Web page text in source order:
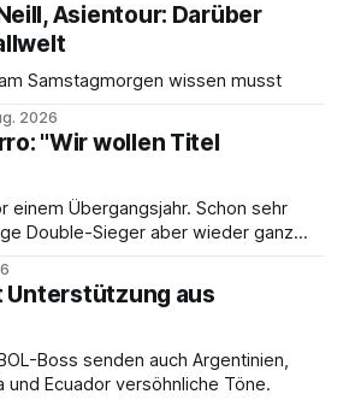
Asientour: Darüber
Samstagmorgen wissen musst
2026
"Wir wollen Titel
einem Übergangsjahr. Schon sehr
Double-Sieger aber wieder ganz
Unterstützung aus
Boss senden auch Argentinien,
und Ecuador versöhnliche Töne.